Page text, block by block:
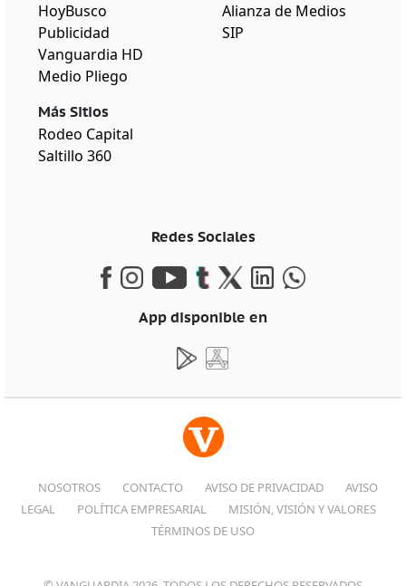
HoyBusco
Publicidad
Vanguardia HD
Medio Pliego
Más Sitios
Rodeo Capital
Saltillo 360
Alianza de Medios
SIP
Redes Sociales
App disponible en
NOSOTROS CONTACTO AVISO DE PRIVACIDAD
AVISO
LEGAL
POLÍTICA EMPRESARIAL
MISIÓN, VISIÓN Y VALORES
TÉRMINOS DE USO